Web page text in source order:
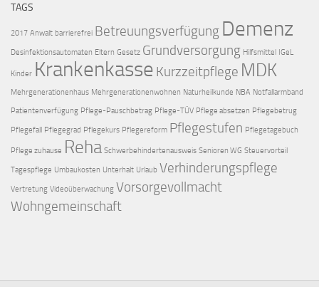
TAGS
2017 Anwalt barrierefrei Betreuungsverfügung Demenz
Desinfektionsautomaten Eltern Gesetz Grundversorgung Hilfsmittel IGeL
Kinder Krankenkasse Kurzzeitpflege MDK
Mehrgenerationenhaus Mehrgenerationenwohnen Naturheilkunde NBA Notfallarmband
Patientenverfügung Pflege-Pauschbetrag Pflege-TÜV Pflege absetzen Pflegebetrug
Pflegefall Pflegegrad Pflegekurs Pflegereform Pflegestufen Pflegetagebuch
Pflege zuhause Reha Schwerbehindertenausweis Senioren WG Steuervorteil
Tagespflege Umbaukosten Unterhalt Urlaub Verhinderungspflege
Vertretung Videoüberwachung Vorsorgevollmacht
Wohngemeinschaft